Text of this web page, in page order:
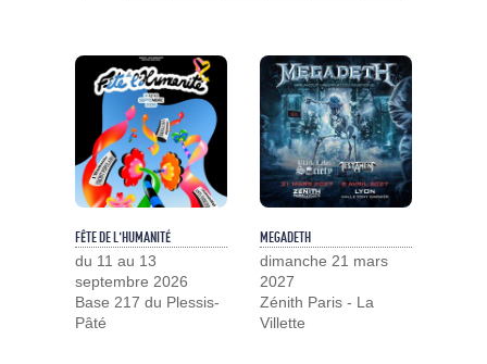
FÊTE DE L'HUMANITÉ
du 11 au 13
septembre 2026
Base 217 du Plessis-
Pâté
MEGADETH
dimanche 21 mars
2027
Zénith Paris - La
Villette